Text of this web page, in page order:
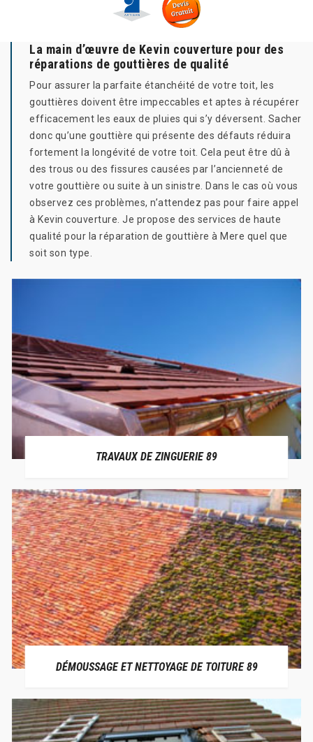
La main d’œuvre de Kevin couverture pour des
réparations de gouttières de qualité
Pour assurer la parfaite étanchéité de votre toit, les
gouttières doivent être impeccables et aptes à récupérer
efficacement les eaux de pluies qui s’y déversent. Sacher
donc qu’une gouttière qui présente des défauts réduira
fortement la longévité de votre toit. Cela peut être dû à
des trous ou des fissures causées par l’ancienneté de
votre gouttière ou suite à un sinistre. Dans le cas où vous
observez ces problèmes, n’attendez pas pour faire appel
à Kevin couverture. Je propose des services de haute
qualité pour la réparation de gouttière à Mere quel que
soit son type.
TRAVAUX DE ZINGUERIE 89
DÉMOUSSAGE ET NETTOYAGE DE TOITURE 89